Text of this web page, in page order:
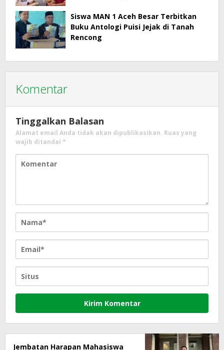
Siswa MAN 1 Aceh Besar Terbitkan
Buku Antologi Puisi Jejak di Tanah
Rencong
Komentar
Tinggalkan Balasan
Alamat email Anda tidak akan dipublikasikan. Ruas yang
wajib ditandai *
Jembatan Harapan Mahasiswa